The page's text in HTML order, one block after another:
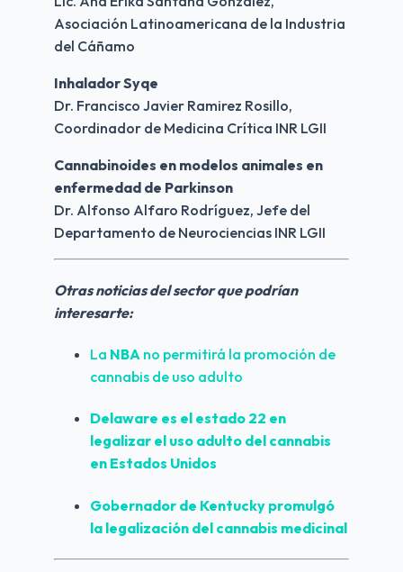
Asociación Latinoamericana de la Industria
del Cáñamo
Inhalador Syqe
Dr. Francisco Javier Ramirez Rosillo,
Coordinador de Medicina Crítica INR LGII
Cannabinoides en modelos animales en
enfermedad de Parkinson
Dr. Alfonso Alfaro Rodríguez, Jefe del
Departamento de Neurociencias INR LGII
Otras noticias del sector que podrían
interesarte:
La NBA no permitirá la promoción de
cannabis de uso adulto
Delaware es el estado 22 en
legalizar el uso adulto del cannabis
en Estados Unidos
Gobernador de Kentucky promulgó
la legalización del cannabis medicinal